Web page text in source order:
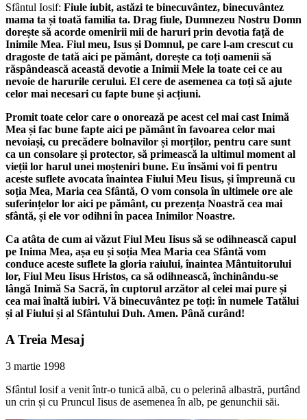
Sfântul Iosif: Fiule iubit, astăzi te binecuvântez, binecuvântez
mama ta și toată familia ta. Drag fiule, Dumnezeu Nostru Domn
dorește să acorde omenirii mii de haruri prin devotia față de
Inimile Mea. Fiul meu, Isus și Domnul, pe care l-am crescut cu
dragoste de tată aici pe pământ, dorește ca toți oamenii să
răspândească această devotie a Inimii Mele la toate cei ce au
nevoie de harurile cerului. El cere de asemenea ca toți să ajute
celor mai necesari cu fapte bune și acțiuni.
Promit toate celor care o onorează pe acest cel mai cast Inimă
Mea și fac bune fapte aici pe pământ în favoarea celor mai
nevoiași, cu precădere bolnavilor și morților, pentru care sunt
ca un consolare și protector, să primească la ultimul moment al
vieții lor harul unei moșteniri bune. Eu însămi voi fi pentru
aceste suflete avocata înaintea Fiului Meu Iisus, și împreună cu
soția Mea, Maria cea Sfântă, O vom consola în ultimele ore ale
suferințelor lor aici pe pământ, cu prezența Noastră cea mai
sfântă, și ele vor odihni în pacea Inimilor Noastre.
Ca atâta de cum ai văzut Fiul Meu Iisus să se odihnească capul
pe Inima Mea, așa eu și soția Mea Maria cea Sfântă vom
conduce aceste suflete la gloria raiului, înaintea Mântuitorului
lor, Fiul Meu Iisus Hristos, ca să odihnească, închinându-se
lângă Inimă Sa Sacră, în cuptorul arzător al celei mai pure și
cea mai înaltă iubiri. Vă binecuvântez pe toți: în numele Tatălui
și al Fiului și al Sfântului Duh. Amen. Până curând!
A Treia Mesaj
3 martie 1998
Sfântul Iosif a venit într-o tunică albă, cu o pelerină albastră, purtând
un crin și cu Pruncul Iisus de asemenea în alb, pe genunchii săi.